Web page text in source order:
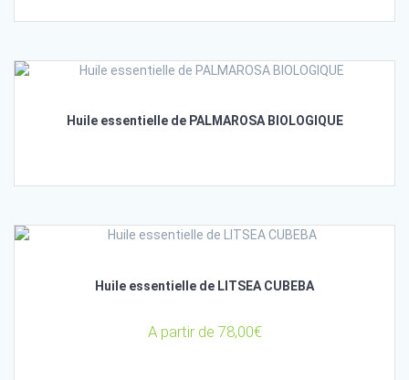
Huile essentielle de PALMAROSA BIOLOGIQUE
Huile essentielle de LITSEA CUBEBA
A partir de 78,00€